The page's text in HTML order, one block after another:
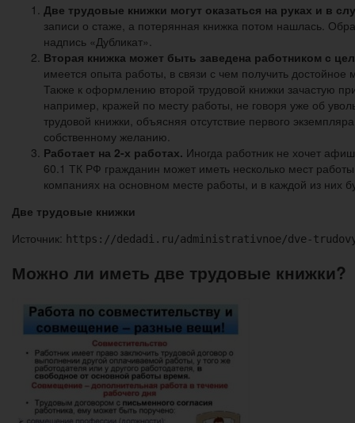
Две трудовые книжки могут оказаться на руках и в
записи о стаже, а потерянная книжка потом нашлась.
надпись «Дубликат».
Вторая книжка может быть заведена работником с
имеется опыта работы, в связи с чем получить
Также к оформлению второй трудовой книжки зачастую
например, кражей по месту работы, не говоря уже об
трудовой книжки, объясняя отсутствие первого
собственному желанию.
Работает на 2-х работах. Иногда работник не хочет
60.1 ТК РФ гражданин может иметь несколько мест
компаниях на основном месте работы, и в каждой из них
Две трудовые книжки
Источник: https://dedadi.ru/administrativnoe/dve-
Можно ли иметь две трудовые книжки?